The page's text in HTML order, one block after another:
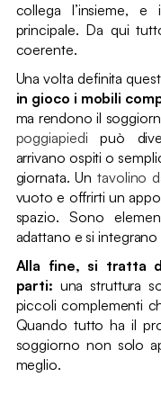
collega l’insieme, e
principale. Da qui
coerente.
Una volta definita
in gioco i mobili
ma rendono il
poggiapiedi può
arrivano ospiti o
giornata. Untavolino
vuoto e offrirti un
spazio. Sono
adattano e si
Alla fine, si tratta
parti: una struttura
piccoli complementi
Quando tutto ha il
soggiorno non solo
meglio.